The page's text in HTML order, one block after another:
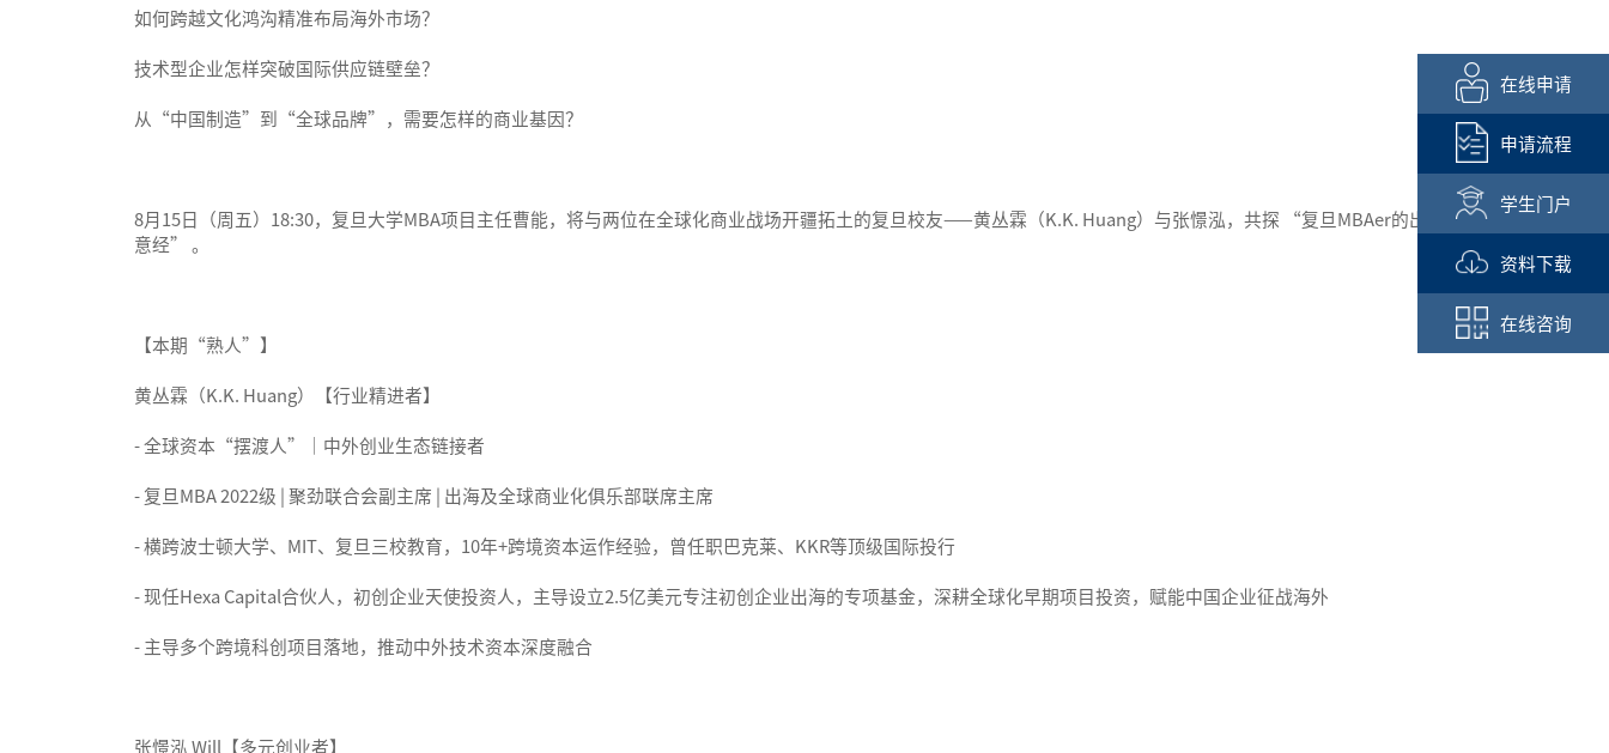
如何跨越文化鸿沟精准布局海外市场？
技术型企业怎样突破国际供应链壁垒？
从“中国制造”到“全球品牌”，需要怎样的商业基因？
8月15日（周五）18:30，复旦大学MBA项目主任曹能，将与两位在全球化商业战场开疆拓土的复旦校友——黄丛霖（K.K. Huang）与张憬泓，共探 “复旦MBAer的出海生
意经” 。
【本期“熟人”】
黄丛霖（K.K. Huang）【行业精进者】
- 全球资本“摆渡人”｜中外创业生态链接者
- 复旦MBA 2022级 | 聚劲联合会副主席 | 出海及全球商业化俱乐部联席主席
- 横跨波士顿大学、MIT、复旦三校教育，10年+跨境资本运作经验，曾任职巴克莱、KKR等顶级国际投行
- 现任Hexa Capital合伙人，初创企业天使投资人，主导设立2.5亿美元专注初创企业出海的专项基金，深耕全球化早期项目投资，赋能中国企业征战海外
- 主导多个跨境科创项目落地，推动中外技术资本深度融合
张憬泓 Will【多元创业者】
在线申请
申请流程
学生门户
资料下载
在线咨询